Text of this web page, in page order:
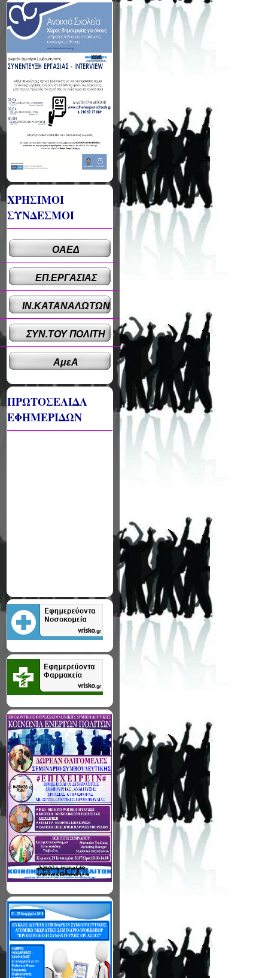
ΧΡΗΣΙΜΟΙ
ΣΥΝΔΕΣΜΟΙ
ΟΑΕΔ
ΕΠ.ΕΡΓΑΣΙΑΣ
ΙΝ.ΚΑΤΑΝΑΛΩΤΩΝ
ΣΥΝ.ΤΟΥ ΠΟΛΙΤΗ
ΑμεΑ
ΠΡΩΤΟΣΕΛΙΔΑ
ΕΦΗΜΕΡΙΔΩΝ